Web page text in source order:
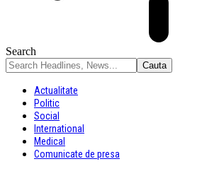
Search
Actualitate
Politic
Social
International
Medical
Comunicate de presa